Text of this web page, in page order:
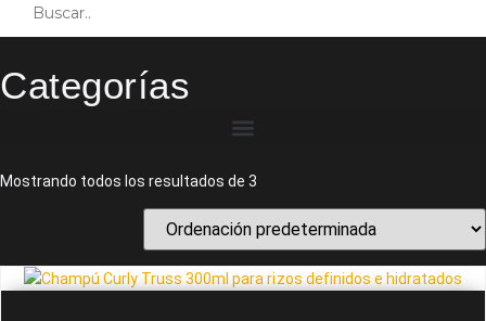
Categorías
Mostrando todos los resultados de 3